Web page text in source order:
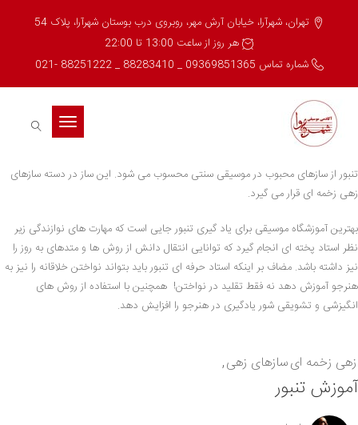
تهران، شهرآرا، خیابان آرش مهر، روبروی درب بوستان شهرآرا، پلاک 54
هر روز از ساعت 13:00 تا 22:00
شماره تماس 09369851365 _ 88283410 _ 88251222 -021
Toggle
navigation
تنبور از سازهای محبوب در موسیقی سنتی محسوب می شود. این ساز در دسته سازهای
زهی زخمه ای قرار می گیرد.
بهترین آموزشگاه موسیقی برای یاد گیری تنبور جایی است که مهارت های نوازندگی زیر
نظر استاد پخته ای انجام گیرد که توانایی انتقال دانش از روش ها و متدهای به روز را
نیز داشته باشد. مضاف بر اینکه استاد حرفه ای تنبور باید بتواند نواختن خلاقانه را نیز به
هنرجو آموزش دهد نه فقط تقلید در نواختن! همچنین با استفاده از روش های
انگیزشی و تشویقی شور یادگیری در هنرجو را افزایش دهد.
زهی زخمه ایسازهای زهی
آموزش تنبور